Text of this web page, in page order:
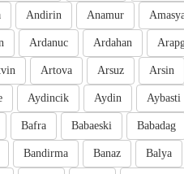
Anamur
Andirin
Ardahan
Ardanuc
Arsin
Arsuz
Artova
Aybasti
Aydin
Aydincik
Babadag
Babaeski
Bafra
Balya
Banaz
Bandirma